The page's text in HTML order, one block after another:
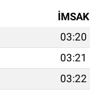
İMSAK
03:20
03:21
03:22